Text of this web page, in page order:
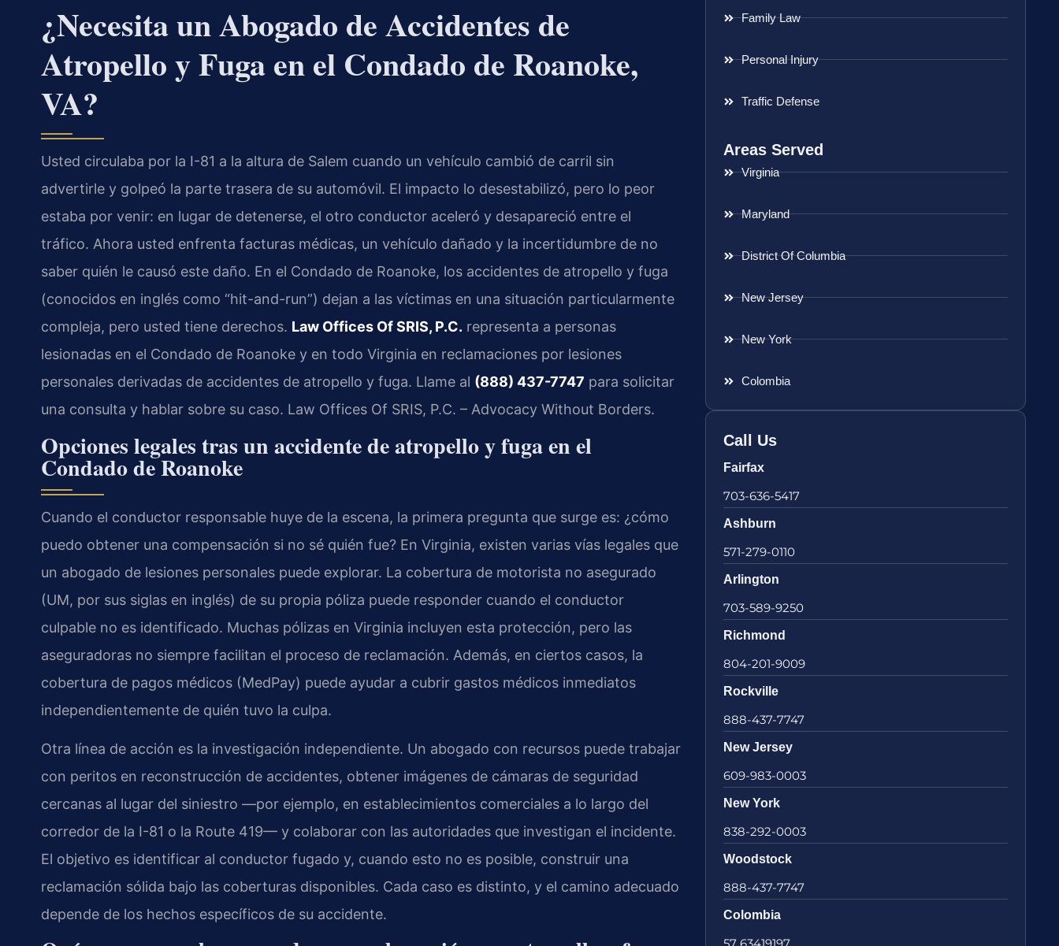
¿Necesita un Abogado de Accidentes de
Atropello y Fuga en el Condado de Roanoke,
VA?
Usted circulaba por la I-81 a la altura de Salem cuando un vehículo cambió de carril sin
advertirle y golpeó la parte trasera de su automóvil. El impacto lo desestabilizó, pero lo peor
estaba por venir: en lugar de detenerse, el otro conductor aceleró y desapareció entre el
tráfico. Ahora usted enfrenta facturas médicas, un vehículo dañado y la incertidumbre de no
saber quién le causó este daño. En el Condado de Roanoke, los accidentes de atropello y fuga
(conocidos en inglés como “hit-and-run”) dejan a las víctimas en una situación particularmente
compleja, pero usted tiene derechos. Law Offices Of SRIS, P.C. representa a personas
lesionadas en el Condado de Roanoke y en todo Virginia en reclamaciones por lesiones
personales derivadas de accidentes de atropello y fuga. Llame al (888) 437-7747 para solicitar
una consulta y hablar sobre su caso. Law Offices Of SRIS, P.C. – Advocacy Without Borders.
Opciones legales tras un accidente de atropello y fuga en el
Condado de Roanoke
Cuando el conductor responsable huye de la escena, la primera pregunta que surge es: ¿cómo
puedo obtener una compensación si no sé quién fue? En Virginia, existen varias vías legales que
un abogado de lesiones personales puede explorar. La cobertura de motorista no asegurado
(UM, por sus siglas en inglés) de su propia póliza puede responder cuando el conductor
culpable no es identificado. Muchas pólizas en Virginia incluyen esta protección, pero las
aseguradoras no siempre facilitan el proceso de reclamación. Además, en ciertos casos, la
cobertura de pagos médicos (MedPay) puede ayudar a cubrir gastos médicos inmediatos
independientemente de quién tuvo la culpa.
Otra línea de acción es la investigación independiente. Un abogado con recursos puede trabajar
con peritos en reconstrucción de accidentes, obtener imágenes de cámaras de seguridad
cercanas al lugar del siniestro —por ejemplo, en establecimientos comerciales a lo largo del
corredor de la I-81 o la Route 419— y colaborar con las autoridades que investigan el incidente.
El objetivo es identificar al conductor fugado y, cuando esto no es posible, construir una
reclamación sólida bajo las coberturas disponibles. Cada caso es distinto, y el camino adecuado
depende de los hechos específicos de su accidente.
Family Law
Personal Injury
Traffic Defense
Areas Served
Virginia
Maryland
District Of Columbia
New Jersey
New York
Colombia
Call Us
Fairfax
703-636-5417
Ashburn
571-279-0110
Arlington
703-589-9250
Richmond
804-201-9009
Rockville
888-437-7747
New Jersey
609-983-0003
New York
838-292-0003
Woodstock
888-437-7747
Colombia